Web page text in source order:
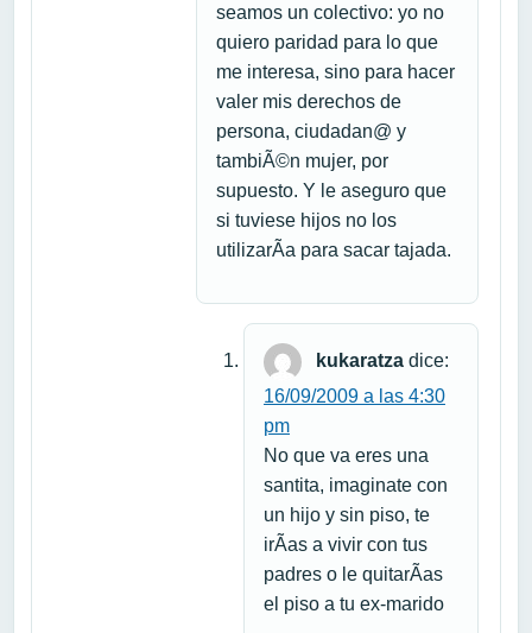
seamos un colectivo: yo no
quiero paridad para lo que
me interesa, sino para hacer
valer mis derechos de
persona, ciudadan@ y
tambiÃ©n mujer, por
supuesto. Y le aseguro que
si tuviese hijos no los
utilizarÃ­a para sacar tajada.
kukaratza dice:
16/09/2009 a las 4:30
pm
No que va eres una
santita, imaginate con
un hijo y sin piso, te
irÃ­as a vivir con tus
padres o le quitarÃ­as
el piso a tu ex-marido